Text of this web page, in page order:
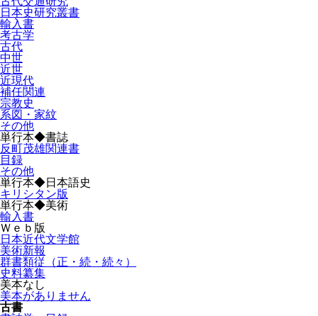
日本史研究叢書
輸入書
考古学
古代
中世
近世
近現代
補任関連
宗教史
系図・家紋
その他
単行本◆書誌
反町茂雄関連書
目録
その他
単行本◆日本語史
キリシタン版
単行本◆美術
輸入書
Ｗｅｂ版
日本近代文学館
美術新報
群書類従（正・続・続々）
史料纂集
美本なし
美本がありません
古書